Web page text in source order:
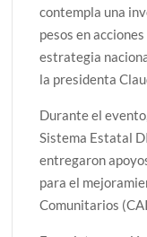
contempla una
pesos en
estrategia
la presidenta
Durante el
Sistema Estatal
entregaron
para el
Comunitarios